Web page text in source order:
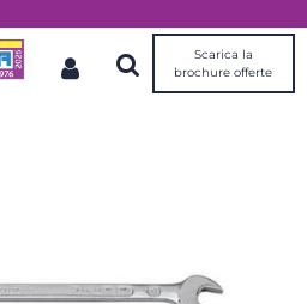
Scarica la
brochure offerte